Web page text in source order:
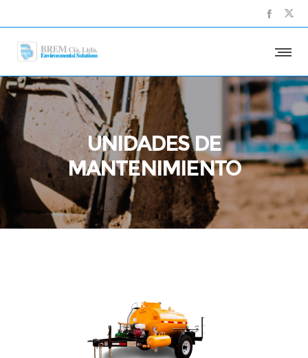
UNIDADES DE
MANTENIMIENTO